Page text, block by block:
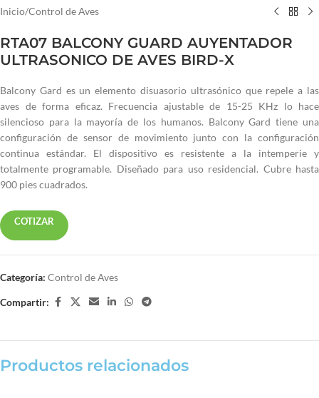
Inicio/Control de Aves
RTA07 BALCONY GUARD AUYENTADOR
ULTRASONICO DE AVES BIRD-X
Balcony Gard es un elemento disuasorio ultrasónico que repele a las
aves de forma eficaz. Frecuencia ajustable de 15-25 KHz lo hace
silencioso para la mayoría de los humanos. Balcony Gard tiene una
configuración de sensor de movimiento junto con la configuración
continua estándar. El dispositivo es resistente a la intemperie y
totalmente programable. Diseñado para uso residencial. Cubre hasta
900 pies cuadrados.
COTIZAR
Categoría: Control de Aves
Compartir:
Productos relacionados